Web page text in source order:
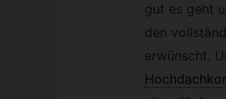
gut es geht
den
erwünscht.